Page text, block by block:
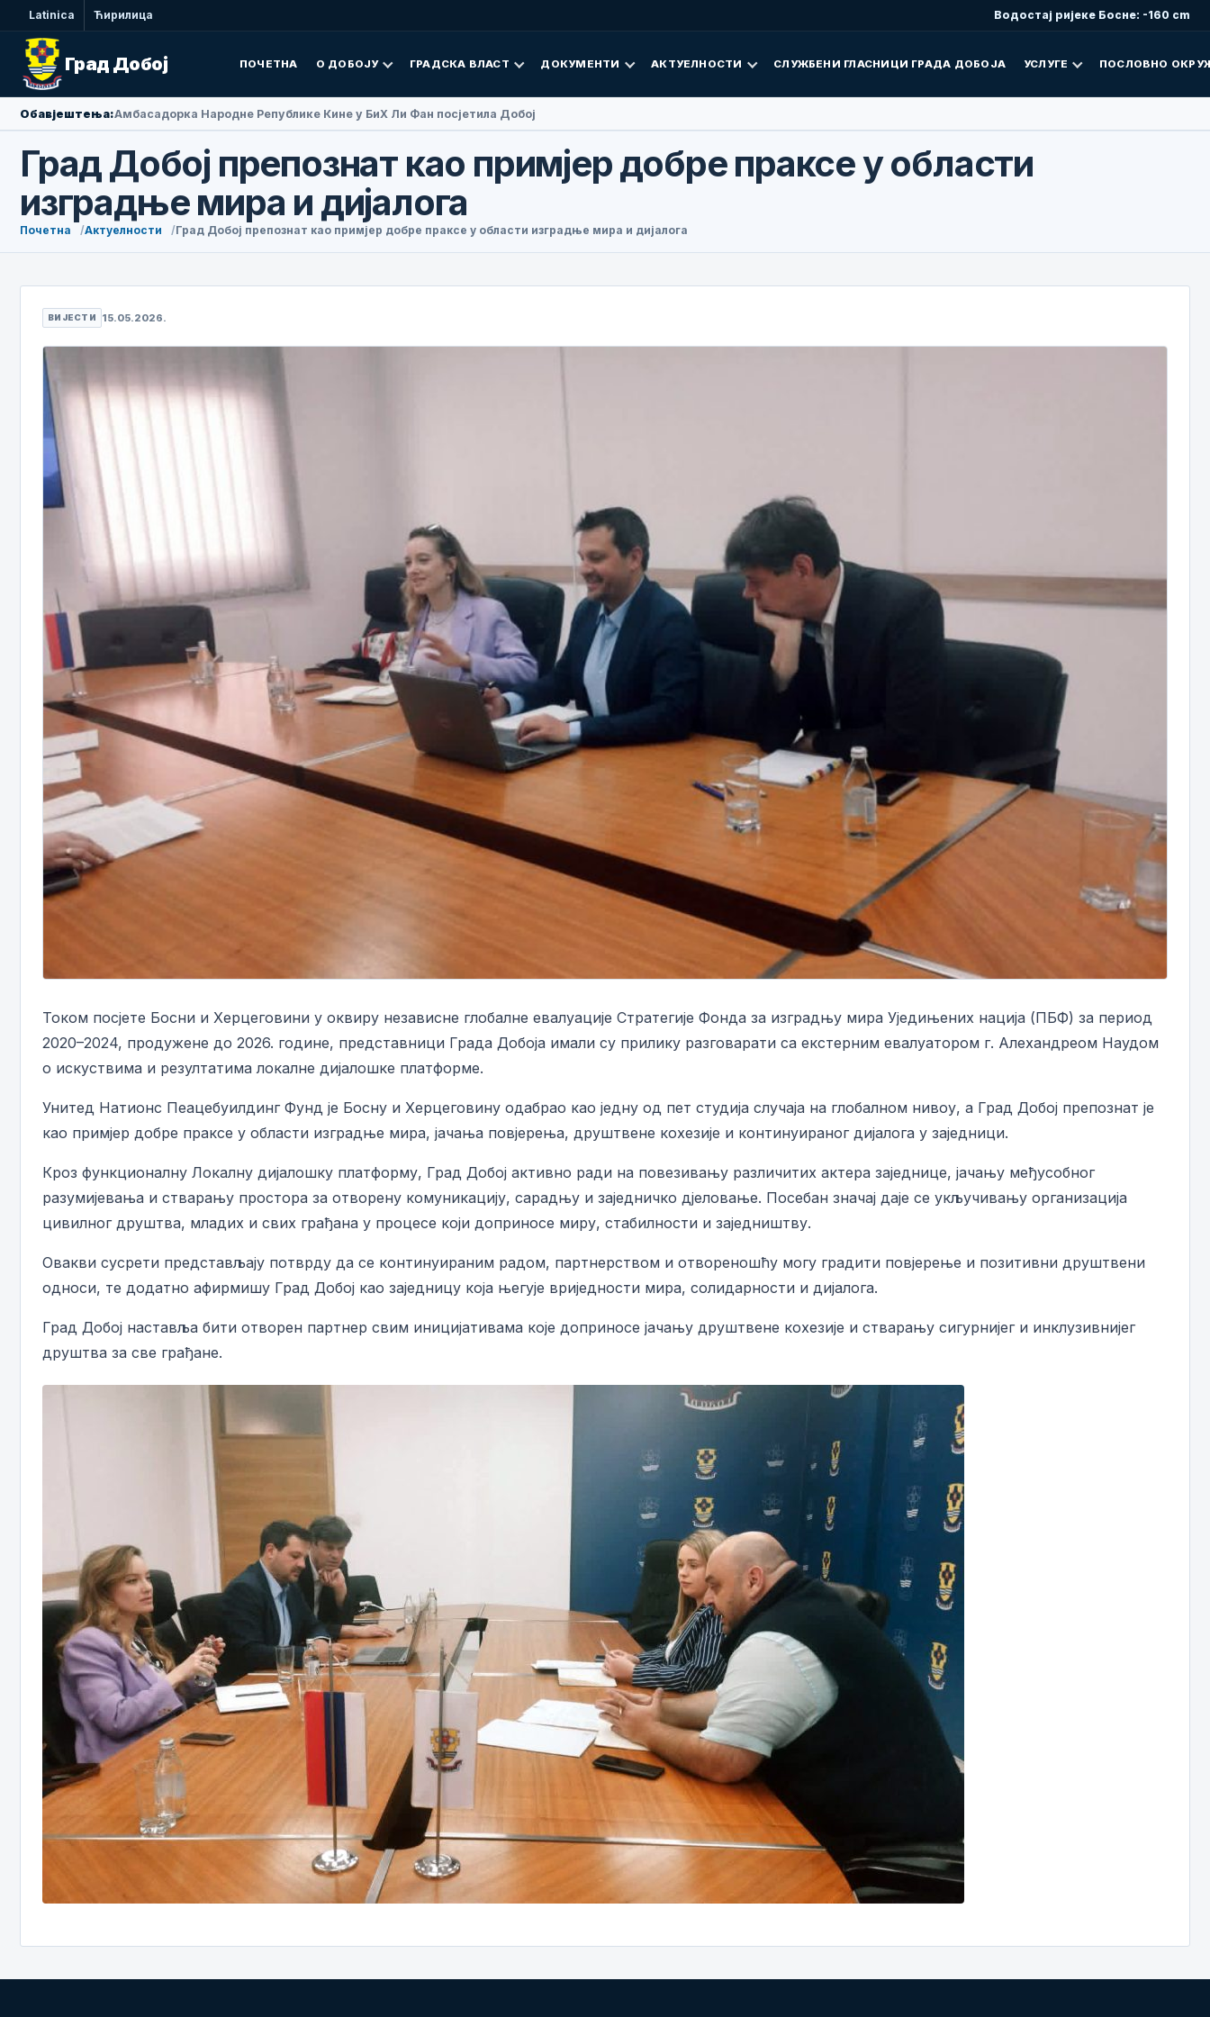
Latinica Ћирилица Водостај ријеке Босне: -160 cm
Град Добој ПОЧЕТНА О ДОБОЈУ ГРАДСКА ВЛАСТ ДОКУМЕНТИ АКТУЕЛНОСТИ СЛУЖБЕНИ ГЛАСНИЦИ ГРАДА ДОБОЈА УСЛУГЕ ПОСЛОВНО
Обавјештења:Амбасадорка Народне Републике Кине у БиХ Ли Фан посјетила Добој
Град Добој препознат као примјер добре праксе у области
изградње мира и дијалога
Почетна Актуелности Град Добој препознат као примјер добре праксе у области изградње мира и дијалога
ВИЈЕСТИ 15.05.2026.
Током посјете Босни и Херцеговини у оквиру независне глобалне евалуације Стратегије Фонда за изградњу мира Уједињених нација (ПБФ) за период
2020–2024, продужене до 2026. године, представници Града Добоја имали су прилику разговарати са екстерним евалуатором г. Алеxандреом Наудом
о искуствима и резултатима локалне дијалошке платформе.
Унитед Натионс Пеацебуилдинг Фунд је Босну и Херцеговину одабрао као једну од пет студија случаја на глобалном нивоу, а Град Добој препознат је
као примјер добре праксе у области изградње мира, јачања повјерења, друштвене кохезије и континуираног дијалога у заједници.
Кроз функционалну Локалну дијалошку платформу, Град Добој активно ради на повезивању различитих актера заједнице, јачању међусобног
разумијевања и стварању простора за отворену комуникацију, сарадњу и заједничко дјеловање. Посебан значај даје се укључивању организација
цивилног друштва, младих и свих грађана у процесе који доприносе миру, стабилности и заједништву.
Овакви сусрети представљају потврду да се континуираним радом, партнерством и отвореношћу могу градити повјерење и позитивни друштвени
односи, те додатно афирмишу Град Добој као заједницу која његује вриједности мира, солидарности и дијалога.
Град Добој наставља бити отворен партнер свим иницијативама које доприносе јачању друштвене кохезије и стварању сигурнијег и инклузивнијег
друштва за све грађане.